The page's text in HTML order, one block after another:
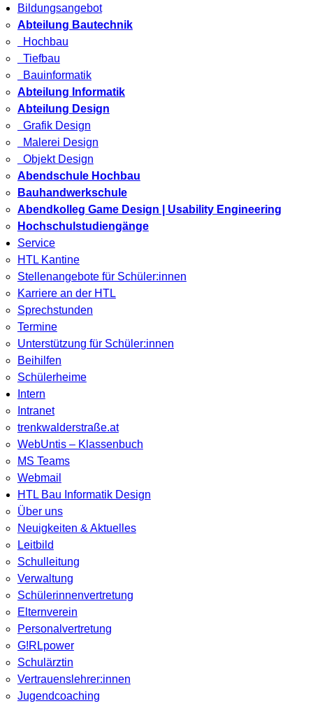
Bildungsangebot
Abteilung Bautechnik
Hochbau
Tiefbau
Bauinformatik
Abteilung Informatik
Abteilung Design
Grafik Design
Malerei Design
Objekt Design
Abendschule Hochbau
Bauhandwerkschule
Abendkolleg Game Design | Usability Engineering
Hochschulstudiengänge
Service
HTL Kantine
Stellenangebote für Schüler:innen
Karriere an der HTL
Sprechstunden
Termine
Unterstützung für Schüler:innen
Beihilfen
Schülerheime
Intern
Intranet
trenkwalderstraße.at
WebUntis – Klassenbuch
MS Teams
Webmail
HTL Bau Informatik Design
Über uns
Neuigkeiten & Aktuelles
Leitbild
Schulleitung
Verwaltung
Schülerinnenvertretung
Elternverein
Personalvertretung
G!RLpower
Schulärztin
Vertrauenslehrer:innen
Jugendcoaching